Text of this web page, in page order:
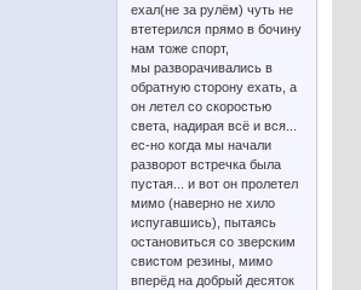
ехал(не за рулём) чуть не
втетерился прямо в бочину
нам тоже спорт,
мы разворачивались в
обратную сторону ехать, а
он летел со скоростью
света, надирая всё и вся...
ес-но когда мы начали
разворот встречка была
пустая... и вот он пролетел
мимо (наверно не хило
испугавшись), пытаясь
остановиться со зверским
свистом резины, мимо
вперёд на добрый десяток